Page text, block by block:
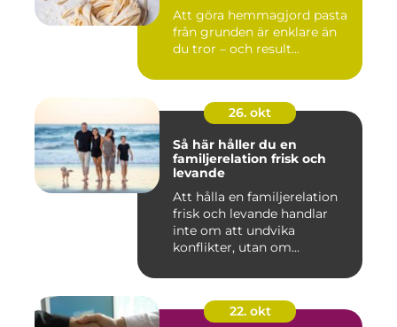
Att göra hemmagjord pasta
från grunden är enklare än
du tror – och result...
26. okt
Så här håller du en
familjerelation frisk och
levande
Att hålla en familjerelation
frisk och levande handlar
inte om att undvika
konflikter, utan om...
22. okt